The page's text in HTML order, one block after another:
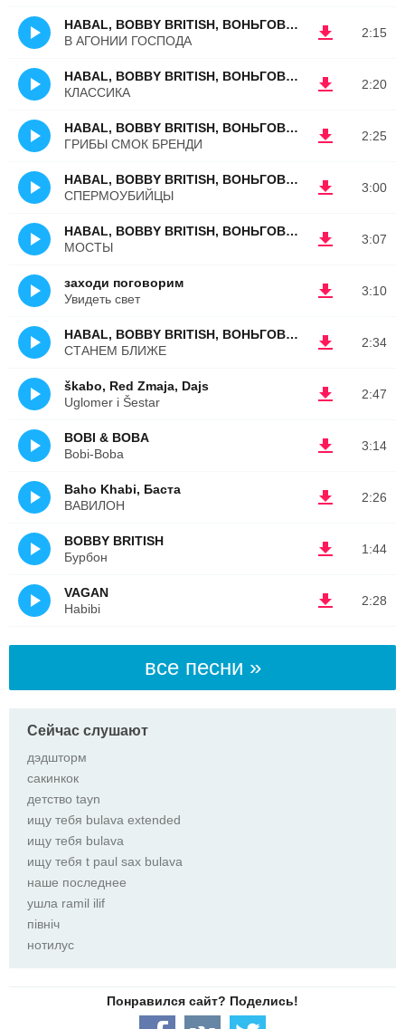
2:15
HABAL, BOBBY BRITISH, ВОНЬГОВНА
В АГОНИИ ГОСПОДА
2:20
HABAL, BOBBY BRITISH, ВОНЬГОВНА
КЛАССИКА
2:25
HABAL, BOBBY BRITISH, ВОНЬГОВНА
ГРИБЫ СМОК БРЕНДИ
3:00
HABAL, BOBBY BRITISH, ВОНЬГОВНА
СПЕРМОУБИЙЦЫ
3:07
HABAL, BOBBY BRITISH, ВОНЬГОВНА feat. АЁШКИН
МОСТЫ
3:10
заходи поговорим
Увидеть свет
2:34
HABAL, BOBBY BRITISH, ВОНЬГОВНА
СТАНЕМ БЛИЖЕ
2:47
škabo, Red Zmaja, Dajs
Uglomer i Šestar
3:14
BOBI & BOBA
Bobi-Boba
2:26
Baho Khabi, Баста
ВАВИЛОН
1:44
BOBBY BRITISH
Бурбон
2:28
VAGAN
Habibi
все песни »
Сейчас слушают
дэдшторм
сакинкок
детство tayn
ищу тебя bulava extended
ищу тебя bulava
ищу тебя t paul sax bulava
наше последнее
ушла ramil ilif
північ
нотилус